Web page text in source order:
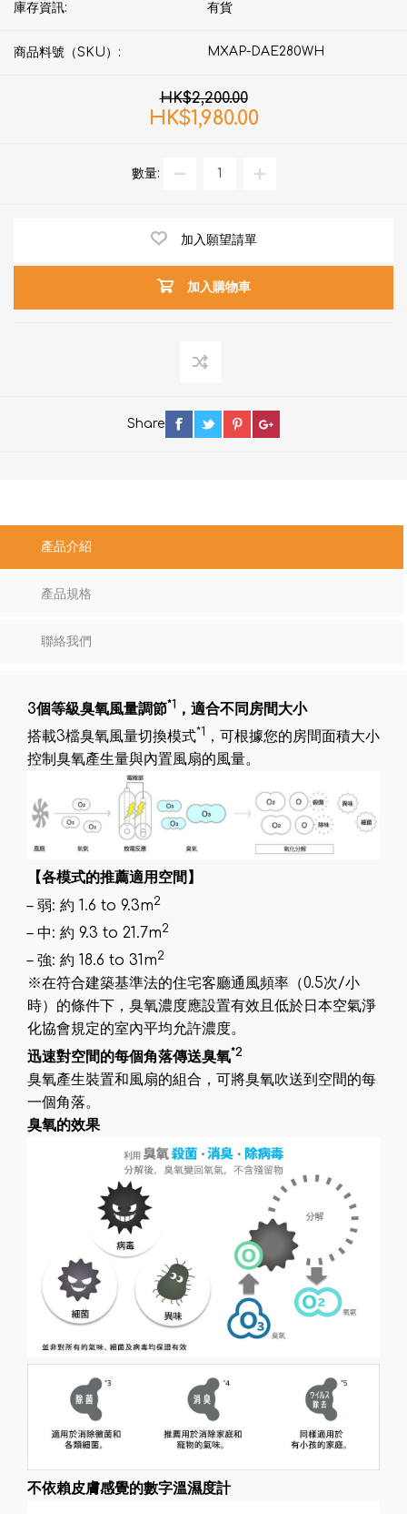
庫存資訊: 有貨
商品料號（SKU）: MXAP-DAE280WH
HK$2,200.00
HK$1,980.00
數量:
加入願望請單
加入購物車
Share
產品介紹
產品規格
聯絡我們
3個等級臭氧風量調節*1 ，適合不同房間大小
搭載3檔臭氧風量切換模式*1 ，可根據您的房間面積大小
控制臭氧產生量與內置風扇的風量。
【各模式的推薦適用空間】
– 弱: 約 1.6 to 9.3m2
– 中: 約 9.3 to 21.7m2
– 強: 約 18.6 to 31m2
※在符合建築基準法的住宅客廳通風頻率（0.5次/小
時）的條件下，臭氧濃度應設置有效且低於日本空氣淨
化協會規定的室內平均允許濃度。
迅速對空間的每個角落傳送臭氧*2
臭氧產生裝置和風扇的組合，可將臭氧吹送到空間的每
一個角落。
臭氧的效果
不依賴皮膚感覺的數字溫濕度計